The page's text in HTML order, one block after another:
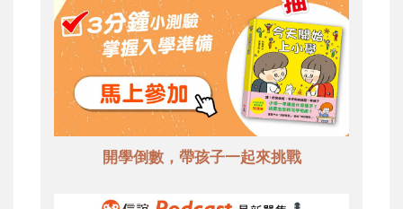
開學倒數，帶孩子一起來挑戰